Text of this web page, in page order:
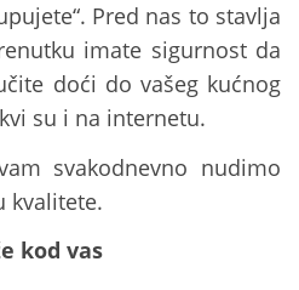
Pred nas to stavlja
imate sigurnost da
doći do vašeg kućnog
su i na internetu.
svakodnevno nudimo
kvalitete.
kod vas